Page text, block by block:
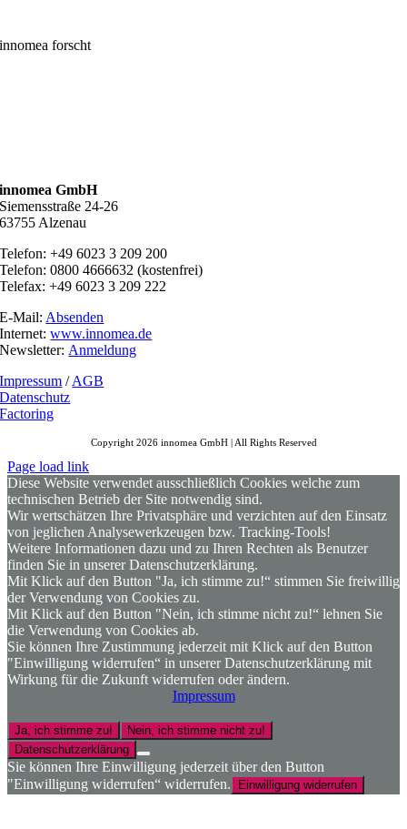
innomea forscht
innomea GmbH
Siemensstraße 24-26
63755 Alzenau
Telefon: +49 6023 3 209 200
Telefon: 0800 4666632 (kostenfrei)
Telefax: +49 6023 3 209 222
E-Mail: Absenden
Internet:www.innomea.de
Newsletter: Anmeldung
Impressum /AGB
Datenschutz
Factoring
Copyright 2026 innomea GmbH | All Rights Reserved
Page load link
Diese Website verwendet ausschließlich Cookies welche zum
technischen Betrieb der Site notwendig sind.
Wir wertschätzen Ihre Privatsphäre und verzichten auf den Einsatz
von jeglichen Analysewerkzeugen bzw. Tracking-Tools!
Weitere Informationen dazu und zu Ihren Rechten als Benutzer
finden Sie in unserer Datenschutzerklärung.
Mit Klick auf den Button "Ja, ich stimme zu!“ stimmen Sie freiwillig
der Verwendung von Cookies zu.
Mit Klick auf den Button "Nein, ich stimme nicht zu!“ lehnen Sie
die Verwendung von Cookies ab.
Sie können Ihre Zustimmung jederzeit mit Klick auf den Button
"Einwilligung widerrufen“ in unserer Datenschutzerklärung mit
Wirkung für die Zukunft widerrufen oder ändern.
Impressum
Ja, ich stimme zu!
Nein, ich stimme nicht zu!
Datenschutzerklärung
Sie können Ihre Einwilligung jederzeit über den Button
"Einwilligung widerrufen“ widerrufen.
Einwilligung widerrufen